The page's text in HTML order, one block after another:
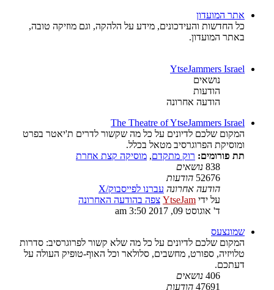
אתר המועדון
כל החדשות והעידכונים, מידע על הלהקה, וגם מוזיקה טובה,
באתר המועדון.
YtseJammers Israel
נושאים
הודעות
הודעה אחרונה
The Theatre of YtseJammers Israel
המקום שלכם לדיונים על כל מה שקשור לדרים ת'יאטר בפרט
ומוסיקת הפרוגרסיב מטאל בכלל.
תת פורומים: רוק מתקדם, מוסיקה קצת אחרת
838 נושאים
52676 הודעות
הודעה אחרונה עברנו לפייסבוק/X
על ידי YtseJam צפה בהודעה האחרונה
ד' אוגוסט 09, 2017 3:50 am
שמונצעס
המקום שלכם לדיונים על כל מה שלא קשור לפרוגרסיב: סדרות
טלויזיה, ספורט, מחשבים, סלולאר וכל האוף-טופיק העולה על
דעתכם.
406 נושאים
47691 הודעות